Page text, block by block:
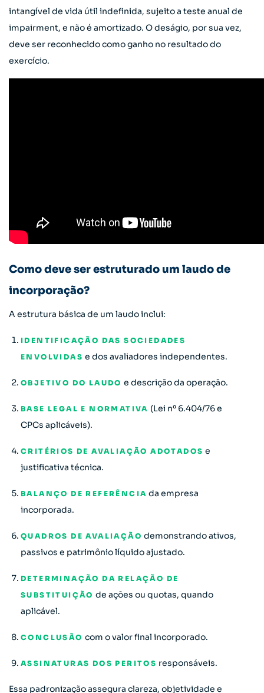
intangível de vida útil indefinida, sujeito a teste anual de
impairment, e não é amortizado. O deságio, por sua vez,
deve ser reconhecido como ganho no resultado do
exercício.
Como deve ser estruturado um laudo de
incorporação?
A estrutura básica de um laudo inclui:
IDENTIFICAÇÃO DAS SOCIEDADES
ENVOLVIDAS e dos avaliadores independentes.
OBJETIVO DO LAUDO e descrição da operação.
BASE LEGAL E NORMATIVA (Lei nº 6.404/76 e
CPCs aplicáveis).
CRITÉRIOS DE AVALIAÇÃO ADOTADOS e
justificativa técnica.
BALANÇO DE REFERÊNCIA da empresa
incorporada.
QUADROS DE AVALIAÇÃO demonstrando ativos,
passivos e patrimônio líquido ajustado.
DETERMINAÇÃO DA RELAÇÃO DE
SUBSTITUIÇÃO de ações ou quotas, quando
aplicável.
CONCLUSÃO com o valor final incorporado.
ASSINATURAS DOS PERITOS responsáveis.
Essa padronização assegura clareza, objetividade e